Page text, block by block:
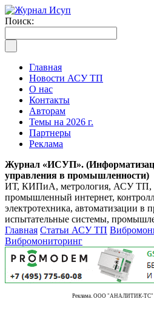
Поиск:
Главная
Новости АСУ ТП
О нас
Контакты
Авторам
Темы на 2026 г.
Партнеры
Реклама
Журнал «ИСУП».
управления в промышленности)
ИТ, КИПиА, метрология, АСУ ТП,
промышленный интернет,
электротехника, автоматизации в
испытательные системы,
Главная Статьи АСУ ТП
Вибромониторинг
Реклама. ООО "АНАЛИТИК-ТС"